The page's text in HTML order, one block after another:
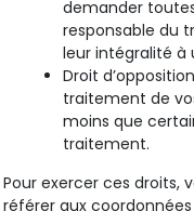
demander
responsable du
leur intégralité à
Droit
traitement de
moins que
traitement.
Pour exercer ces droits,
référer aux